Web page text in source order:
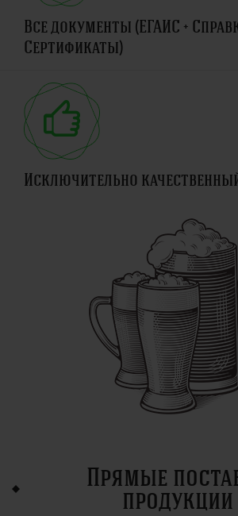
Все документы (ЕГАИС +
Сертификаты)
Исключительно
Прямые
продукции